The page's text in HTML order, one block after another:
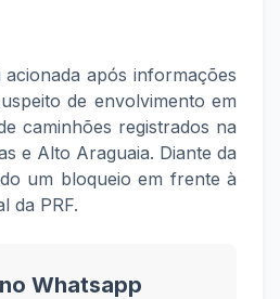
após informações
de envolvimento em
caminhões registrados na
e Alto Araguaia. Diante da
um bloqueio em frente à
da PRF.
Whatsapp